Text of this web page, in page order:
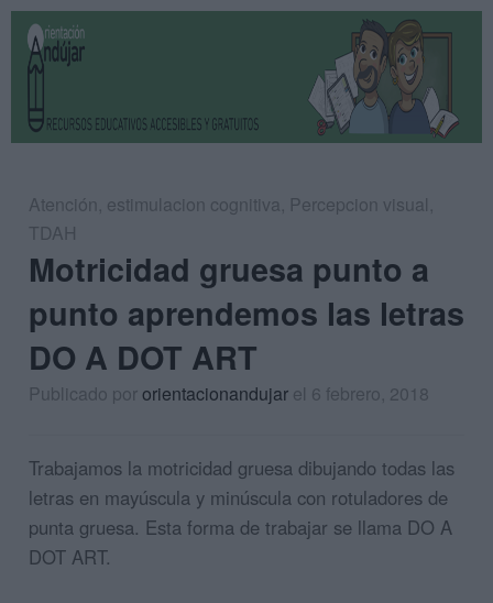
Atención, estimulacion cognitiva, Percepcion visual,
TDAH
Motricidad gruesa punto a
punto aprendemos las letras
DO A DOT ART
Publicado pororientacionandujar el 6 febrero, 2018
Trabajamos la motricidad gruesa dibujando todas las
letras en mayúscula y minúscula con rotuladores de
punta gruesa. Esta forma de trabajar se llama DO A
DOT ART.